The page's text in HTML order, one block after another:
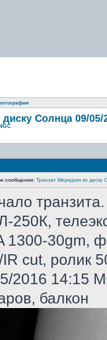
Солнца 09/05/
сообщения: Транзит Меркурия по диску
транзита.
250К,
1300-30gm,
IR cut, ролик
2016 14:15
балкон